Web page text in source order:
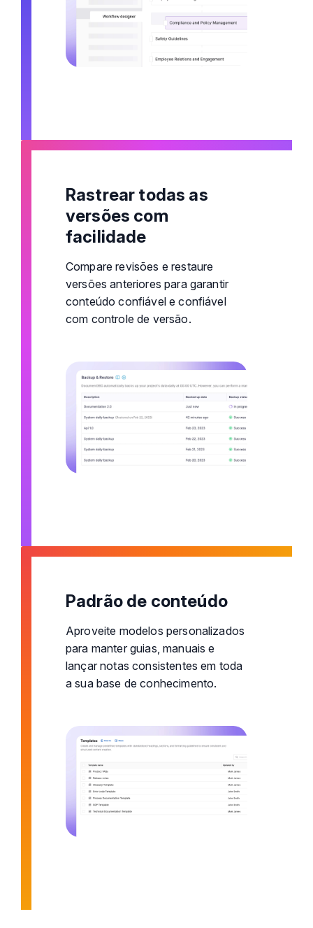
Rastrear todas as
versões com
facilidade
Compare revisões e restaure
versões anteriores para garantir
conteúdo confiável e confiável
com controle de versão.
Padrão de conteúdo
Aproveite modelos personalizados
para manter guias, manuais e
lançar notas consistentes em toda
a sua base de conhecimento.